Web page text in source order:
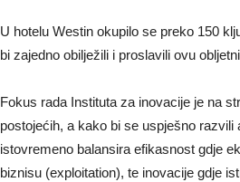
U hotelu Westin okupilo se preko 150
bi zajedno obilježili i proslavili ovu
Fokus rada Instituta za inovacije je na
postojećih, a kako bi se uspješno
istovremeno balansira efikasnost gdje
biznisu (exploitation), te inovacije gdje